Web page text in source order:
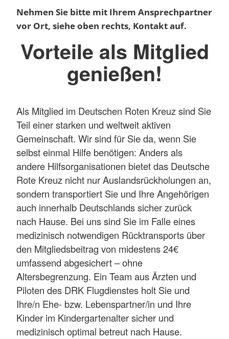
Nehmen Sie bitte mit Ihrem Ansprechpartner
vor Ort, siehe oben rechts, Kontakt auf.
Vorteile als Mitglied
genießen!
Als Mitglied im Deutschen Roten Kreuz sind Sie
Teil einer starken und weltweit aktiven
Gemeinschaft. Wir sind für Sie da, wenn Sie
selbst einmal Hilfe benötigen: Anders als
andere Hilfsorganisationen bietet das Deutsche
Rote Kreuz nicht nur Auslandsrückholungen an,
sondern transportiert Sie und Ihre Angehörigen
auch innerhalb Deutschlands sicher zurück
nach Hause. Bei uns sind Sie im Falle eines
medizinisch notwendigen Rücktransports über
den Mitgliedsbeitrag von midestens 24€
umfassend abgesichert – ohne
Altersbegrenzung. Ein Team aus Ärzten und
Piloten des DRK Flugdienstes holt Sie und
Ihre/n Ehe- bzw. Lebenspartner/in und Ihre
Kinder im Kindergartenalter sicher und
medizinisch optimal betreut nach Hause.